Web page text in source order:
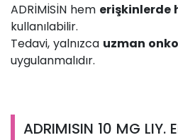
ADRİMİSİN hem erişkinlerde
kullanılabilir.
Tedavi, yalnızca uzman
uygulanmalıdır.
ADRIMISIN 10 MG LIY.